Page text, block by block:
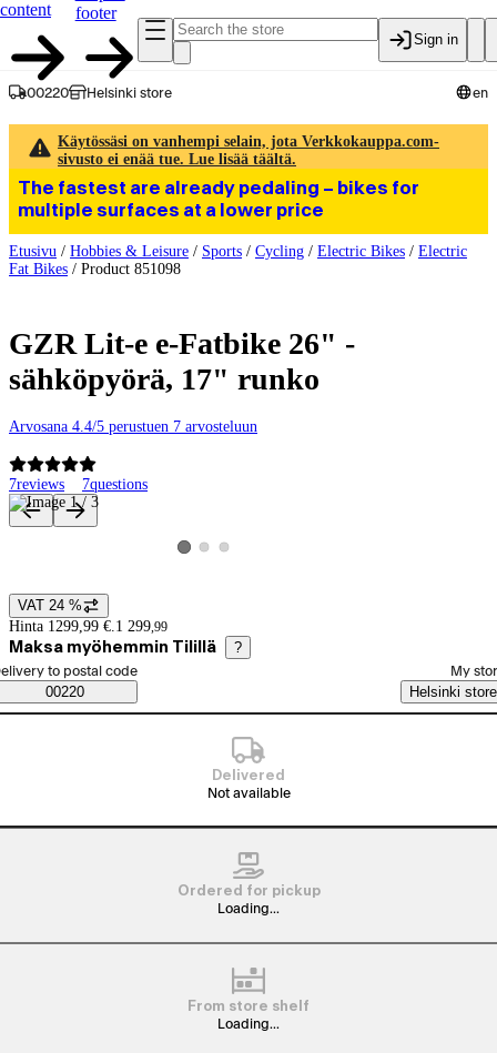
content
footer
Sign in
00220 Helsinki store en
Käytössäsi on vanhempi selain, jota Verkkokauppa.com-
sivusto ei enää tue. Lue lisää täältä.
The fastest are already pedaling – bikes for
multiple surfaces at a lower price
Etusivu / Hobbies & Leisure / Sports / Cycling / Electric Bikes / Electric
Fat Bikes / Product 851098
GZR Lit-e e-Fatbike 26" -
sähköpyörä, 17" runko
Arvosana 4.4/5 perustuen 7 arvosteluun
7reviews 7questions
Product images and videos
View product image 1
View product image 2
View product image 3
Price details
VAT 24 %
Hinta 1299,99 €. 1 299,99
Maksa myöhemmin Tilillä ?
Saatavuustiedot
order method
to postal code
00220
My
Helsinki store
Delivered
Not available
Ordered for pickup
Loading...
From store shelf
Loading...